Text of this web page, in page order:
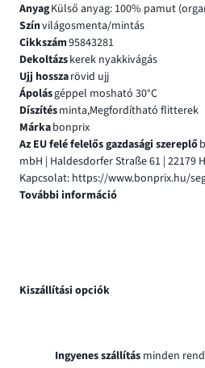
AnyagKülső anyag: 100% pamut
Színvilágosmenta/mintás
Cikkszám95843281
Dekoltázskerek nyakkivágás
Ujj hosszarövid ujj
Ápolásgéppel mosható 30°C
Díszítésminta,Megfordítható flitterek
Márkabonprix
Az EU felé felelős gazdasági szereplő
mbH | Haldesdorfer Straße 61 | 22179
Kapcsolat: https://www.bonprix.hu/
További információ
Kiszállítási opciók
Ingyenes szállítás minden